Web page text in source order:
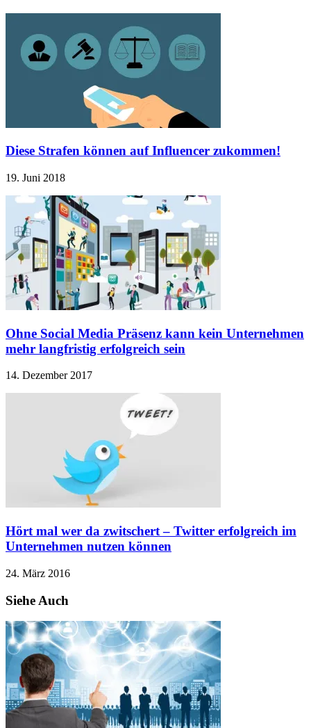
Diese Strafen können auf Influencer zukommen!
19. Juni 2018
Ohne Social Media Präsenz kann kein Unternehmen
mehr langfristig erfolgreich sein
14. Dezember 2017
Hört mal wer da zwitschert – Twitter erfolgreich im
Unternehmen nutzen können
24. März 2016
Siehe Auch